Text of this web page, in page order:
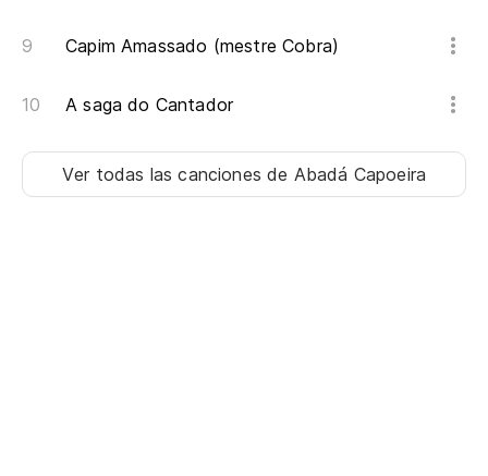
Capim Amassado (mestre Cobra)
A saga do Cantador
Ver todas las cancionesde Abadá Capoeira